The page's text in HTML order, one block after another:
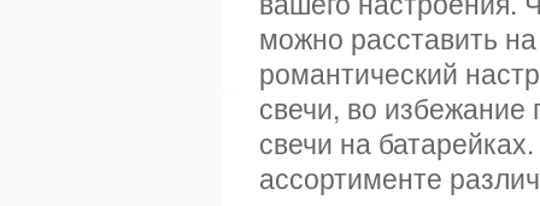
можно расставить
романтический
свечи, во избежание
свечи на
ассортименте